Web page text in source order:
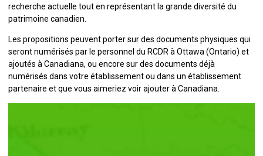
recherche actuelle tout en représentant la grande diversité du
patrimoine canadien.
Les propositions peuvent porter sur des documents physiques qui
seront numérisés par le personnel du RCDR à Ottawa (Ontario) et
ajoutés à Canadiana, ou encore sur des documents déjà
numérisés dans votre établissement ou dans un établissement
partenaire et que vous aimeriez voir ajouter à Canadiana.